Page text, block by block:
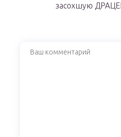
засохшую